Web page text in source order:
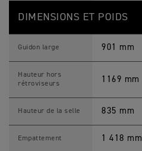
DIMENSIONS ET POIDS
Guidon large 901 mm
Hauteur hors
rétroviseurs
1169 mm
Hauteur de la selle 835 mm
Empattement 1 418 mm